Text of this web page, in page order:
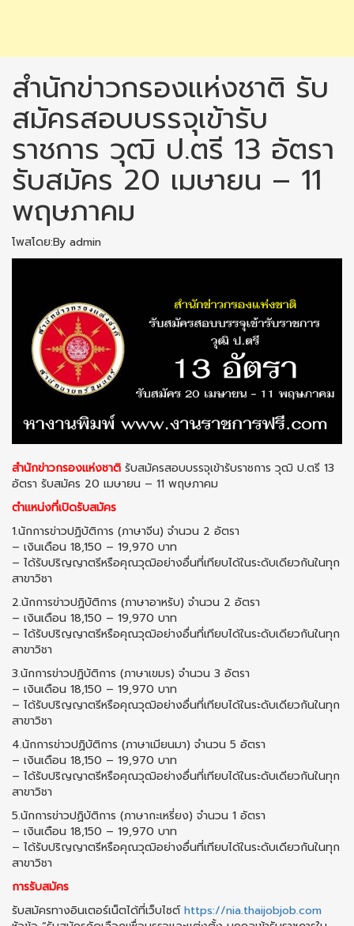
สำนักข่าวกรองแห่งชาติ รับ
สมัครสอบบรรจุเข้ารับ
ราชการ วุฒิ ป.ตรี 13 อัตรา
รับสมัคร 20 เมษายน – 11
พฤษภาคม
โพสโดย:By admin
สำนักข่าวกรองแห่งชาติ รับสมัครสอบบรรจุเข้ารับราชการ วุฒิ ป.ตรี 13
อัตรา รับสมัคร 20 เมษายน – 11 พฤษภาคม
ตำแหน่งที่เปิดรับสมัคร
1.นักการข่าวปฏิบัติการ (ภาษาจีน) จำนวน 2 อัตรา
– เงินเดือน 18,150 – 19,970 บาท
– ได้รับปริญญาตรีหรือคุณวุฒิอย่างอื่นที่เทียบได้ในระดับเดียวกันในทุก
สาขาวิชา
2.นักการข่าวปฏิบัติการ (ภาษาอาหรับ) จำนวน 2 อัตรา
– เงินเดือน 18,150 – 19,970 บาท
– ได้รับปริญญาตรีหรือคุณวุฒิอย่างอื่นที่เทียบได้ในระดับเดียวกันในทุก
สาขาวิชา
3.นักการข่าวปฏิบัติการ (ภาษาเขมร) จำนวน 3 อัตรา
– เงินเดือน 18,150 – 19,970 บาท
– ได้รับปริญญาตรีหรือคุณวุฒิอย่างอื่นที่เทียบได้ในระดับเดียวกันในทุก
สาขาวิชา
4.นักการข่าวปฏิบัติการ (ภาษาเมียนมา) จำนวน 5 อัตรา
– เงินเดือน 18,150 – 19,970 บาท
– ได้รับปริญญาตรีหรือคุณวุฒิอย่างอื่นที่เทียบได้ในระดับเดียวกันในทุก
สาขาวิชา
5.นักการข่าวปฏิบัติการ (ภาษากะเหรี่ยง) จำนวน 1 อัตรา
– เงินเดือน 18,150 – 19,970 บาท
– ได้รับปริญญาตรีหรือคุณวุฒิอย่างอื่นที่เทียบได้ในระดับเดียวกันในทุก
สาขาวิชา
การรับสมัคร
รับสมัครทางอินเตอร์เน็ตได้ที่เว็บไซต์https://nia.thaijobjob.com